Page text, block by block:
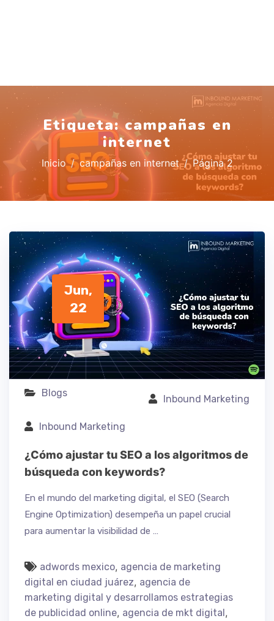
Etiqueta:campañas en
internet
Inicio campañas en internet Página 2
Jun,
22
Blogs
Inbound Marketing
Inbound Marketing
¿Cómo ajustar tu SEO a los algoritmos de
búsqueda con keywords?
En el mundo del marketing digital, el SEO (Search
Engine Optimization) desempeña un papel crucial
para aumentar la visibilidad de …
adwords mexico, agencia de marketing
digital en ciudad juárez, agencia de
marketing digital y desarrollamos estrategias
de publicidad online, agencia de mkt digital ,